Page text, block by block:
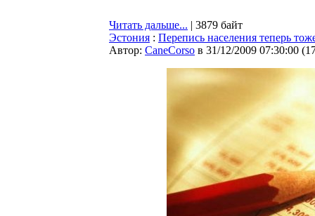
Читать дальше... | 3879 байт
Эстония : Перепись населения теперь
Автор: CaneCorso в 31/12/2009 07:30:00 (